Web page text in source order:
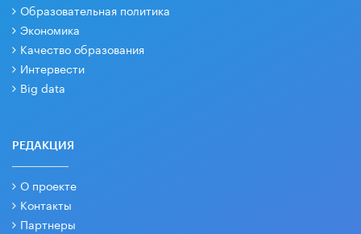
Образовательная политика
Экономика
Качество образования
Интервести
Big data
РЕДАКЦИЯ
О проекте
Контакты
Партнеры